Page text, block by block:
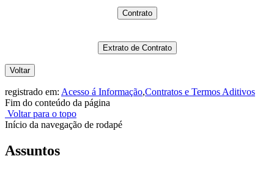
Contrato
Extrato de Contrato
Voltar
registrado em: Acesso á Informação,Contratos e Termos Aditivos
Fim do conteúdo da página
Voltar para o topo
Início da navegação de rodapé
Assuntos